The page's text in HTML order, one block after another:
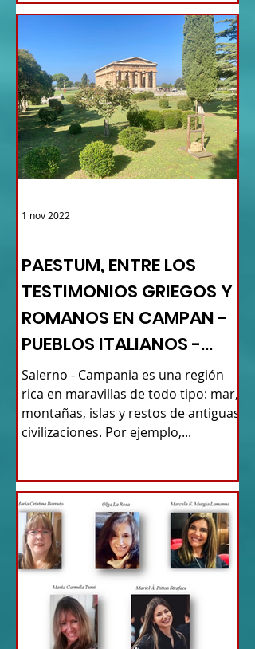
PAESTUM, ENTRE LOS
TESTIMONIOS GRIEGOS Y
ROMANOS EN CAMPAN -
PUEBLOS ITALIANOS -
TURISMO DE RAÍCES
Salerno - Campania es una región
rica en maravillas de todo tipo: mar,
montañas, islas y restos de antiguas
civilizaciones. Por ejemplo,...
1 nov 2022